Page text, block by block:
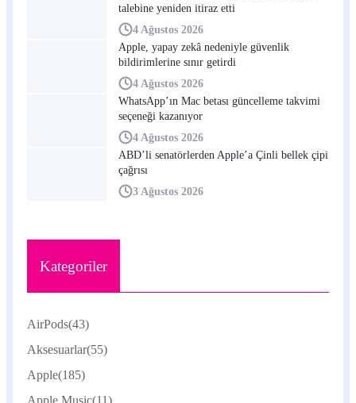
talebine yeniden itiraz etti
4 Ağustos 2026
Apple, yapay zekâ nedeniyle güvenlik
bildirimlerine sınır getirdi
4 Ağustos 2026
WhatsApp’ın Mac betası güncelleme takvimi
seçeneği kazanıyor
4 Ağustos 2026
ABD’li senatörlerden Apple’a Çinli bellek çipi
çağrısı
3 Ağustos 2026
Kategoriler
AirPods(43)
Aksesuarlar(55)
Apple(185)
Apple Music(11)